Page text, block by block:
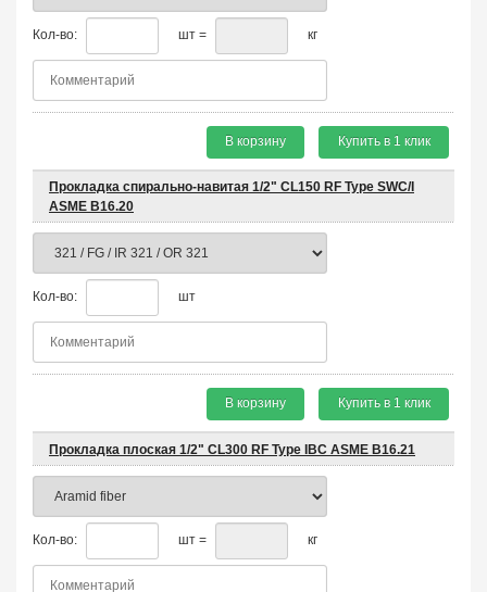
Кол-во: шт = кг
В корзину Купить в 1 клик
Прокладка спирально-навитая 1/2" CL150 RF Type SWC/I
ASME B16.20
Кол-во: шт
В корзину Купить в 1 клик
Прокладка плоская 1/2" CL300 RF Type IBC ASME B16.21
Кол-во: шт = кг